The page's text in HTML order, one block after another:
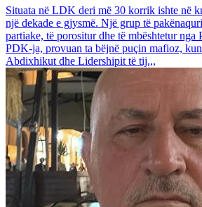
Situata në LDK deri më 30 korrik ishte në
një dekade e gjysmë. Një grup të
partiake, të porositur dhe të mbështetur nga
PDK-ja, provuan ta bëjnë puçin mafioz,
Abdixhikut dhe Lidershipit të tij.,,